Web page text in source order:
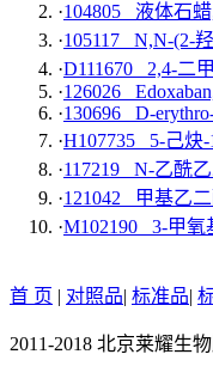
·104805 液体石
·105117 N,N-(2-
·D111670 2,4-二
·126026
·130696 D-
·H107735 5-己炔-
·117219 N-乙酰
·121042 甲基乙
·M102190 3-甲氧
首 页 | 对照品| 标准品|
2011-2018 北京莱耀生